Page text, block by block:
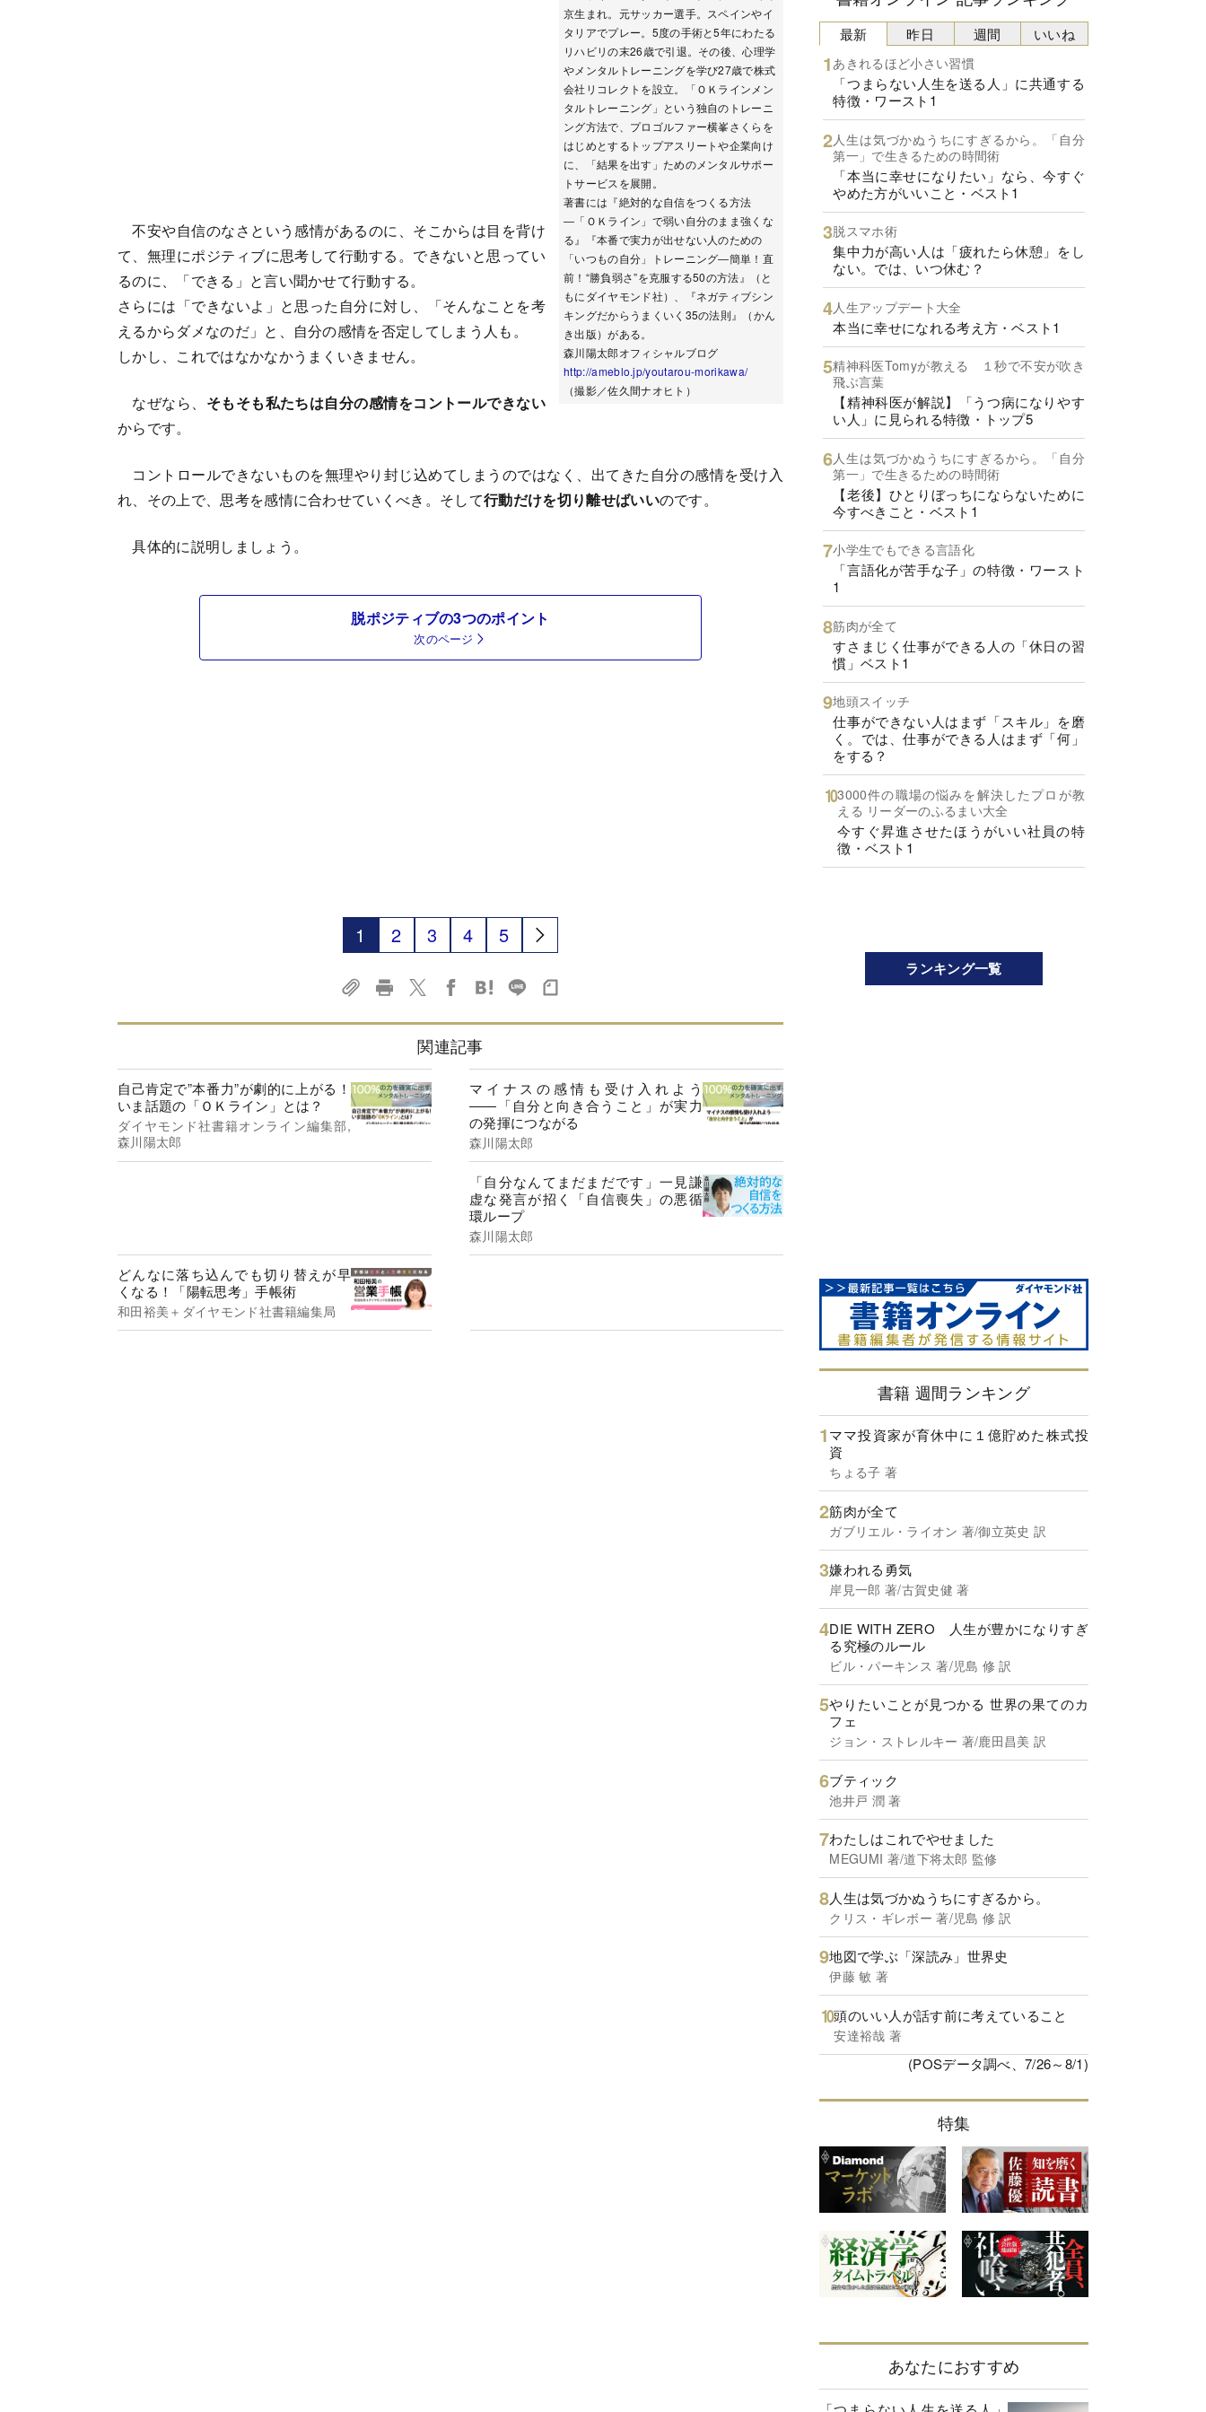
京生まれ。元サッカー選手。スペインやイ
タリアでプレー。5度の手術と5年にわたる
リハビリの末26歳で引退。その後、心理学
やメンタルトレーニングを学び27歳で株式
会社リコレクトを設立。「ＯＫラインメン
タルトレーニング」という独自のトレーニ
ング方法で、プロゴルファー横峯さくらを
はじめとするトップアスリートや企業向け
に、「結果を出す」ためのメンタルサポー
トサービスを展開。
著書には『絶対的な自信をつくる方法
―「ＯＫライン」で弱い自分のまま強くな
る』『本番で実力が出せない人のための
「いつもの自分」トレーニング―簡単！直
前！“勝負弱さ”を克服する50の方法』（と
もにダイヤモンド社）、『ネガティブシン
キングだからうまくいく35の法則』（かん
き出版）がある。
森川陽太郎オフィシャルブログ
http://ameblo.jp/youtarou-morikawa/
（撮影／佐久間ナオヒト）
不安や自信のなさという感情があるのに、そこからは目を背け
て、無理にポジティブに思考して行動する。できないと思ってい
るのに、「できる」と言い聞かせて行動する。
さらには「できないよ」と思った自分に対し、「そんなことを考
えるからダメなのだ」と、自分の感情を否定してしまう人も。
しかし、これではなかなかうまくいきません。
なぜなら、 そもそも私たちは自分の感情をコントールできない
からです。
コントロールできないものを無理やり封じ込めてしまうのではなく、出てきた自分の感情を受け入
れ、その上で、思考を感情に合わせていくべき。そして行動だけを切り離せばいいのです。
具体的に説明しましょう。
脱ポジティブの3つのポイント
次のページ
1 2 3 4 5
関連記事
自己肯定で”本番力”が劇的に上がる！
いま話題の「ＯＫライン」とは？
ダイヤモンド社書籍オンライン編集部,
森川陽太郎
マイナスの感情も受け入れよう
――「自分と向き合うこと」が実力
の発揮につながる
森川陽太郎
「自分なんてまだまだです」一見謙
虚な発言が招く「自信喪失」の悪循
環ループ
森川陽太郎
どんなに落ち込んでも切り替えが早
くなる！「陽転思考」手帳術
和田裕美＋ダイヤモンド社書籍編集局
最新
あきれるほど小さい習慣
「つまらない人生を送る人」に共通する
特徴・ワースト1
人生は気づかぬうちにすぎるから。「自分
第一」で生きるための時間術
「本当に幸せになりたい」なら、今すぐ
やめた方がいいこと・ベスト1
脱スマホ術
集中力が高い人は「疲れたら休憩」をし
ない。では、いつ休む？
人生アップデート大全
本当に幸せになれる考え方・ベスト1
精神科医Tomyが教える １秒で不安が吹き
飛ぶ言葉
【精神科医が解説】「うつ病になりやす
い人」に見られる特徴・トップ5
人生は気づかぬうちにすぎるから。「自分
第一」で生きるための時間術
【老後】ひとりぼっちにならないために
今すべきこと・ベスト1
小学生でもできる言語化
「言語化が苦手な子」の特徴・ワースト
1
筋肉が全て
すさまじく仕事ができる人の「休日の習
慣」ベスト1
地頭スイッチ
仕事ができない人はまず「スキル」を磨
く。では、仕事ができる人はまず「何」
をする？
3000件の職場の悩みを解決したプロが教
える リーダーのふるまい大全
今すぐ昇進させたほうがいい社員の特
徴・ベスト1
昨日 週間 いいね
ランキング一覧
書籍 週間ランキング
ママ投資家が育休中に１億貯めた株式投
資
ちょる子 著
筋肉が全て
ガブリエル・ライオン 著/御立英史 訳
嫌われる勇気
岸見一郎 著/古賀史健 著
DIE WITH ZERO 人生が豊かになりすぎ
る究極のルール
ビル・パーキンス 著/児島 修 訳
やりたいことが見つかる 世界の果てのカ
フェ
ジョン・ストレルキー 著/鹿田昌美 訳
ブティック
池井戸 潤 著
わたしはこれでやせました
MEGUMI 著/道下将太郎 監修
人生は気づかぬうちにすぎるから。
クリス・ギレボー 著/児島 修 訳
地図で学ぶ「深読み」世界史
伊藤 敏 著
頭のいい人が話す前に考えていること
安達裕哉 著
(POSデータ調べ、7/26～8/1)
特集
あなたにおすすめ